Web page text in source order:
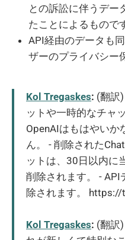
との訴訟に伴うデー
たことによるもので
API経由のデータも
ザーのプライバシー
Kol Tregaskes: (翻訳
ットや一時的なチャ
OpenAIはもはやいか
ん。 - 削除された
ットは、30日以内に
削除されます。 - API
除されます。
Kol Tregaskes: (翻訳